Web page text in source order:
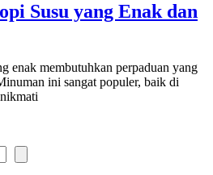
Susu yang Enak dan
enak membutuhkan perpaduan yang
ini sangat populer, baik di